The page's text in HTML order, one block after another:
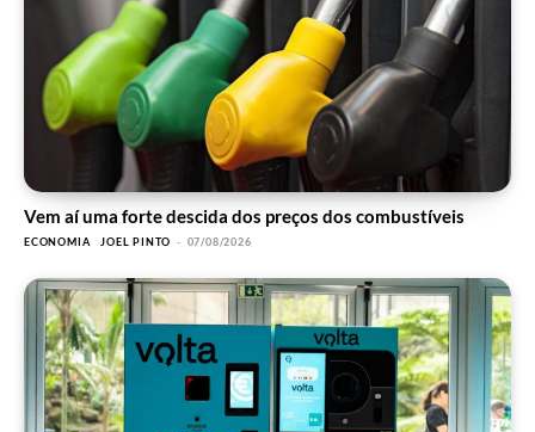
Vem aí uma forte descida dos preços dos combustíveis
ECONOMIA JOEL PINTO - 07/08/2026